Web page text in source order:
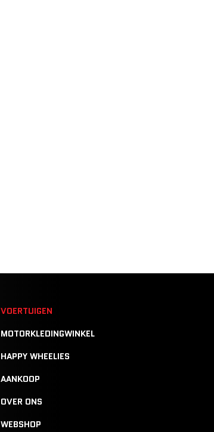
VOERTUIGEN
MOTORKLEDINGWINKEL
HAPPY WHEELIES
AANKOOP
OVER ONS
WEBSHOP